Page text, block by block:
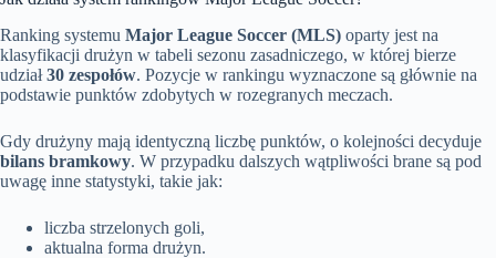
Ranking systemu Major League Soccer (MLS) oparty jest na
klasyfikacji drużyn w tabeli sezonu zasadniczego, w której bierze
udział30 zespołów. Pozycje w rankingu wyznaczone są głównie na
podstawie punktów zdobytych w rozegranych meczach.
Gdy drużyny mają identyczną liczbę punktów, o kolejności decyduje
bilans bramkowy. W przypadku dalszych wątpliwości brane są pod
uwagę inne statystyki, takie jak:
liczba strzelonych goli,
aktualna forma drużyn.